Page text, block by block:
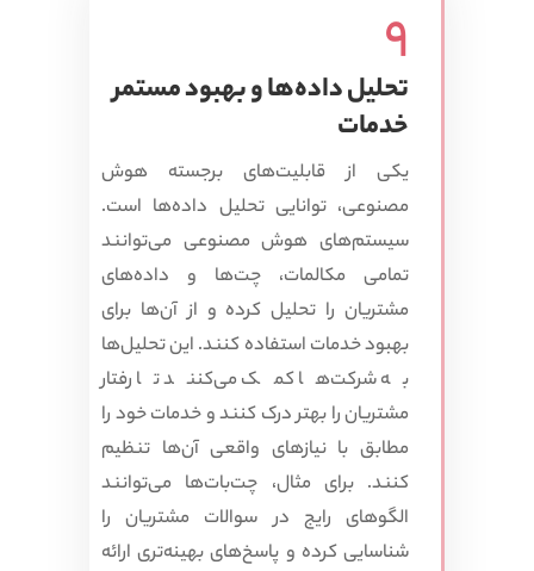
9
تحلیل داده‌ها و بهبود مستمر
خدمات
یکی از قابلیت‌های برجسته هوش
مصنوعی، توانایی تحلیل داده‌ها است.
سیستم‌های هوش مصنوعی می‌توانند
تمامی مکالمات، چت‌ها و داده‌های
مشتریان را تحلیل کرده و از آن‌ها برای
بهبود خدمات استفاده کنند. این تحلیل‌ها
به شرکت‌ها کمک می‌کنند تا رفتار
مشتریان را بهتر درک کنند و خدمات خود را
مطابق با نیازهای واقعی آن‌ها تنظیم
کنند. برای مثال، چت‌بات‌ها می‌توانند
الگوهای رایج در سوالات مشتریان را
شناسایی کرده و پاسخ‌های بهینه‌تری ارائه